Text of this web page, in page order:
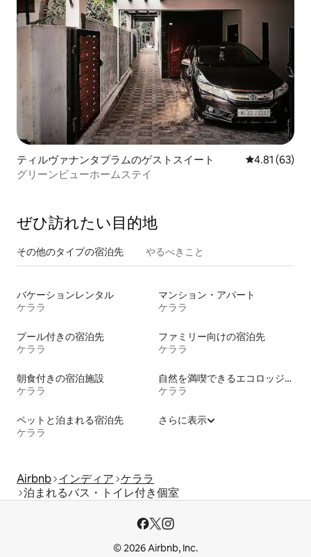
ティルヴァナンタプラムのゲストスイート レビュー63
4.81 (63)
グリーンビューホームステイ
ぜひ訪⁠れ⁠た⁠い目⁠的⁠地
その他のタ⁠イ⁠プ⁠の宿⁠泊⁠先 やるべきこと
バケーションレンタル
ケララ
マンション・アパート
ケララ
プール付きの宿泊先
ケララ
ファミリー向けの宿泊先
ケララ
朝食付きの宿泊施設
ケララ
自然を満喫できるエコロッジの宿泊施設
ケララ
ペットと泊まれる宿泊先
ケララ
さらに表示
Airbnb インディア ケララ
泊まれるバス・トイレ付き個室
© 2026 Airbnb, Inc.